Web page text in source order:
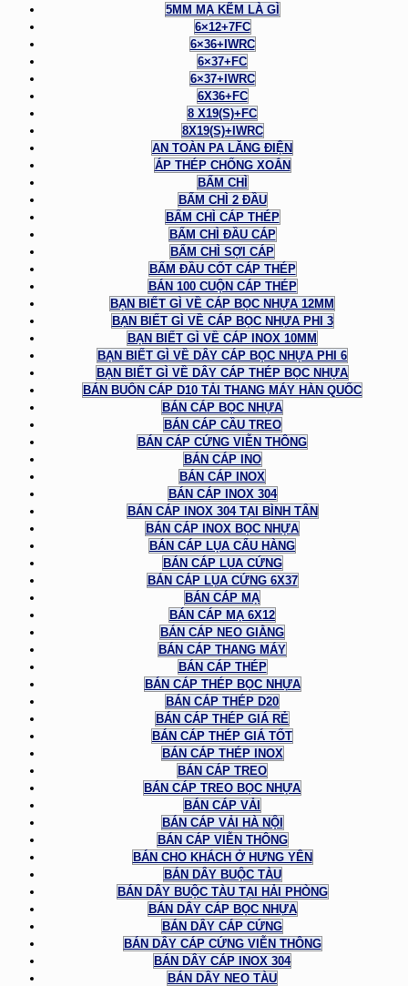
5MM MẠ KẼM LÀ GÌ
6×12+7FC
6×36+IWRC
6×37+FC
6×37+IWRC
6X36+FC
8 X19(S)+FC
8X19(S)+IWRC
AN TOÀN PA LĂNG ĐIỆN
ÁP THÉP CHỐNG XOẮN
BẤM CHÌ
BẤM CHÌ 2 ĐẦU
BẤM CHÌ CÁP THÉP
BẤM CHÌ ĐẦU CÁP
BẤM CHÌ SỢI CÁP
BẤM ĐẦU CỐT CÁP THÉP
BÁN 100 CUỘN CÁP THÉP
BẠN BIẾT GÌ VỀ CÁP BỌC NHỰA 12MM
BẠN BIẾT GÌ VỀ CÁP BỌC NHỰA PHI 3
BẠN BIẾT GÌ VỀ CÁP INOX 10MM
BẠN BIẾT GÌ VỀ DÂY CÁP BỌC NHỰA PHI 6
BẠN BIẾT GÌ VỀ DÂY CÁP THÉP BỌC NHỰA
BÁN BUÔN CÁP D10 TẢI THANG MÁY HÀN QUỐC
BÁN CÁP BỌC NHỰA
BÁN CÁP CẦU TREO
BÁN CÁP CỨNG VIỄN THÔNG
BÁN CÁP INO
BÁN CÁP INOX
BÁN CÁP INOX 304
BÁN CÁP INOX 304 TẠI BÌNH TÂN
BÁN CÁP INOX BỌC NHỰA
BÁN CÁP LỤA CẨU HÀNG
BÁN CÁP LỤA CỨNG
BÁN CÁP LỤA CỨNG 6X37
BÁN CÁP MẠ
BÁN CÁP MẠ 6X12
BÁN CÁP NEO GIẰNG
BÁN CÁP THANG MÁY
BÁN CÁP THÉP
BÁN CÁP THÉP BỌC NHỰA
BÁN CÁP THÉP D20
BÁN CÁP THÉP GIÁ RẺ
BÁN CÁP THÉP GIÁ TỐT
BÁN CÁP THÉP INOX
BÁN CÁP TREO
BÁN CÁP TREO BỌC NHỰA
BÁN CÁP VẢI
BÁN CÁP VẢI HÀ NỘI
BÁN CÁP VIỄN THÔNG
BÁN CHO KHÁCH Ở HƯNG YÊN
BÁN DÂY BUỘC TÀU
BÁN DÂY BUỘC TÀU TẠI HẢI PHÒNG
BÁN DÂY CÁP BỌC NHỰA
BÁN DÂY CÁP CỨNG
BÁN DÂY CÁP CỨNG VIỄN THÔNG
BÁN DÂY CÁP INOX 304
BÁN DÂY NEO TÀU